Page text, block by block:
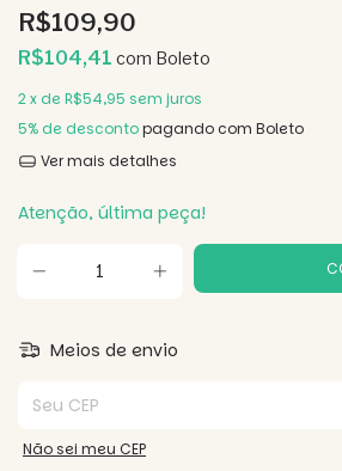
R$109,90
R$104,41 com Boleto
2x de R$54,95 sem juros
5% de descontopagando com Boleto
Ver mais detalhes
Atenção, última peça!
Meios de envio
Não sei meu CEP